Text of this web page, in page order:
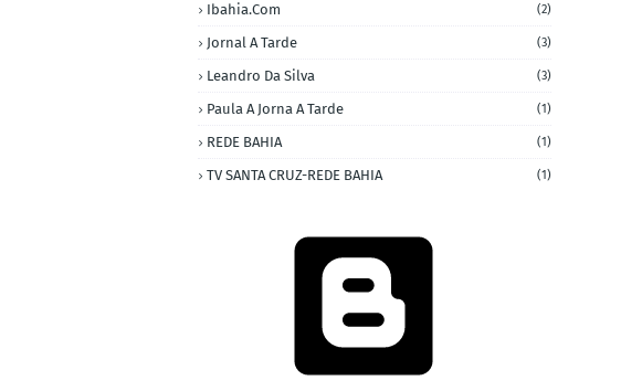
Ibahia.com (2)
Jornal A Tarde (3)
Leandro Da Silva (3)
Paula A Jorna A Tarde (1)
REDE BAHIA (1)
TV SANTA CRUZ-REDE BAHIA (1)